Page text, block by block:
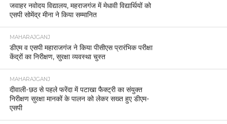
जवाहर नवोदय विद्यालय, महराजगंज में मेधावी विद्यार्थियों को
एसपी सोमेंद्र मीना ने किया सम्मानित
MAHARAJGANJ
डीएम व एसपी महाराजगंज ने किया पीसीएस प्रारंभिक परीक्षा
केंद्रों का निरीक्षण, सुरक्षा व्यवस्था चुस्त
MAHARAJGANJ
दीवाली-छठ से पहले फरेंदा में पटाखा फैक्ट्री का संयुक्त
निरीक्षण सुरक्षा मानकों के पालन को लेकर सख्त हुए डीएम-
एसपी